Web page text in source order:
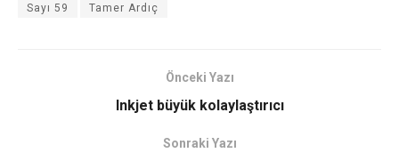
Sayı 59 Tamer Ardıç
Önceki Yazı
Inkjet büyük kolaylaştırıcı
Sonraki Yazı